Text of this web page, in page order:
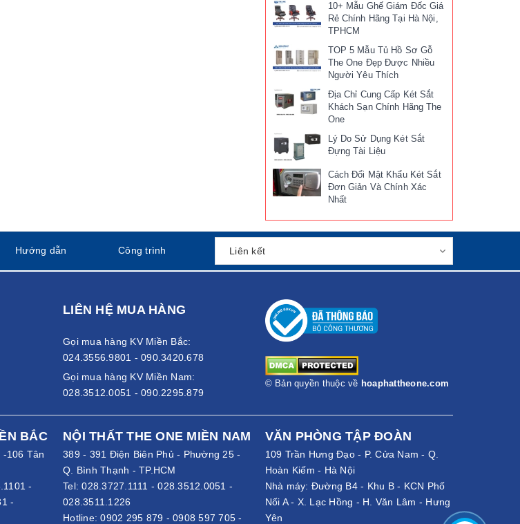
10+ Mẫu Ghế Giám Đốc Giá
Rẻ Chính Hãng Tại Hà Nội,
TPHCM
TOP 5 Mẫu Tủ Hồ Sơ Gỗ
The One Đẹp Được Nhiều
Người Yêu Thích
Địa Chỉ Cung Cấp Két Sắt
Khách Sạn Chính Hãng The
One
Lý Do Sử Dụng Két Sắt
Đựng Tài Liệu
Cách Đổi Mật Khẩu Két Sắt
Đơn Giản Và Chính Xác
Nhất
Hướng dẫn Công trình
LIÊN HỆ MUA HÀNG
Gọi mua hàng KV Miền Bắc:
024.3556.9801 - 090.3420.678
Gọi mua hàng KV Miền Nam:
028.3512.0051 - 090.2295.879
© Bản quyền thuộc về hoaphattheone.com
BẮC
-106 Tân
-
-
NỘI THẤT THE ONE MIỀN NAM
389 - 391 Điện Biên Phủ - Phường 25 -
Q. Bình Thạnh - TP.HCM
Tel:028.3727.1111 -028.3512.0051 -
028.3511.1226
Hotline:0902 295 879 - 0908 597 705 -
VĂN PHÒNG TẬP ĐOÀN
109 Trần Hưng Đạo - P. Cửa Nam - Q.
Hoàn Kiếm - Hà Nội
Nhà máy: Đường B4 - Khu B - KCN Phố
Nối A - X. Lạc Hồng - H. Văn Lâm - Hưng
Yên